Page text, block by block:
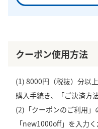
クーポン使用方法
(1) 8000円（税抜）分以
購入手続き、「ご決済方
(2)「クーポンのご利用
「new1000off」を入力